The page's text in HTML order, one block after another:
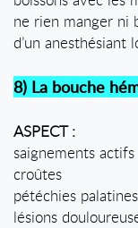
ne rien manger ni
d’un anesthésiant
8) La bouche
ASPECT :
saignements actifs
croûtes
pétéchies palatines
lésions